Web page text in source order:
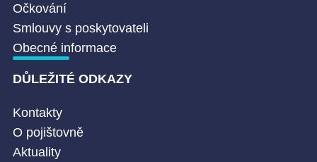
Očkování
Smlouvy s poskytovateli
Obecné informace
DŮLEŽITÉ ODKAZY
Kontakty
O pojištovně
Aktuality